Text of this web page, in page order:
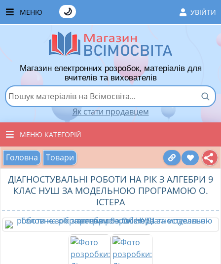
МЕНЮ УВІЙТИ
🌙
ЧАСТІ ЗАПИТАННЯ
ЯК ТУТ КУПУВАТИ
ЯК ТУТ ПРОДАВАТИ
ДОДАТИ РОЗРОБКУ
ВПОДОБАНІ ТОВАРИ
КОШИК
Магазин електронних розробок, матеріалів для
вчителів та вихователів
Як стати продавцем
МЕНЮ КАТЕГОРІЙ
ВСІ ТОВАРИ
ВИХОВАТЕЛЯМ ДНЗ
МАТЕРІАЛИ З ПРЕДМЕТІВ
РІЗНІ МАТЕРІАЛИ
Головна Товари
ДІАГНОСТУВАЛЬНІ РОБОТИ НА РІК З АЛГЕБРИ 9
КЛАС НУШ ЗА МОДЕЛЬНОЮ ПРОГРАМОЮ О.
ІСТЕРА